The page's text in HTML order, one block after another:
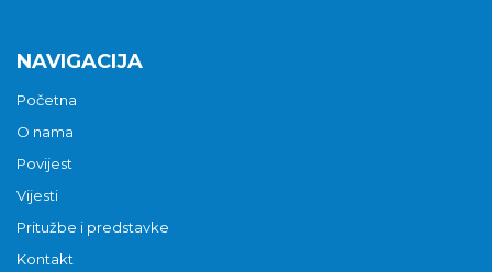
NAVIGACIJA
Početna
O nama
Povijest
Vijesti
Pritužbe i predstavke
Kontakt